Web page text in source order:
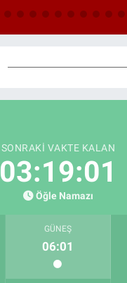
SONRAKI VAKTE KALAN
03:19:00
Öğle Namazı
GÜNEŞ
06:01